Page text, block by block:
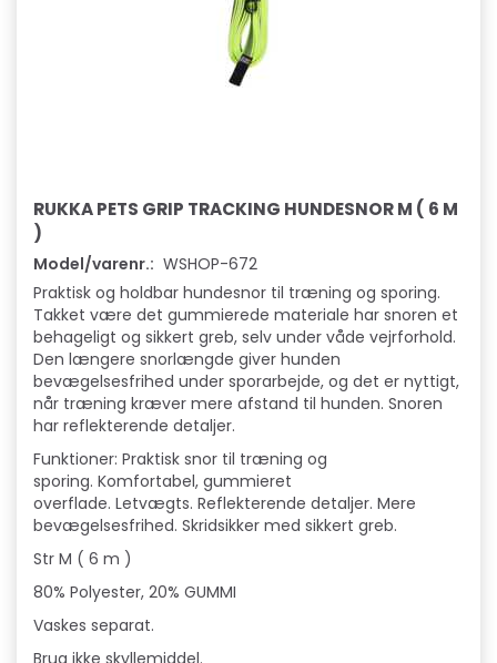
RUKKA PETS GRIP TRACKING HUNDESNOR M ( 6 M
)
Model/varenr.: WSHOP-672
Praktisk og holdbar hundesnor til træning og sporing.
Takket være det gummierede materiale har snoren et
behageligt og sikkert greb, selv under våde vejrforhold.
Den længere snorlængde giver hunden
bevægelsesfrihed under sporarbejde, og det er nyttigt,
når træning kræver mere afstand til hunden. Snoren
har reflekterende detaljer.
Funktioner: Praktisk snor til træning og
sporing. Komfortabel, gummieret
overflade. Letvægts. Reflekterende detaljer. Mere
bevægelsesfrihed. Skridsikker med sikkert greb.
Str M ( 6 m )
80% Polyester, 20% GUMMI
Vaskes separat.